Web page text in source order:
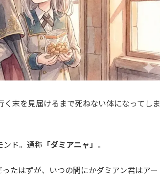
末を見届けるまで死ねない体になってしま
ンド。通称 「ダミアニャ」 。
たはずが、いつの間にかダミアン君はアー